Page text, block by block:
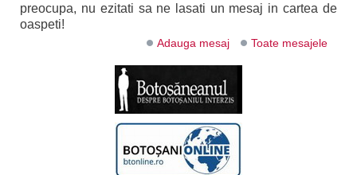
preocupa, nu ezitati sa ne lasati un mesaj in cartea de
oaspeti!
Adauga mesaj Toate mesajele